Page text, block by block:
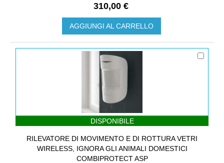
310,00 €
AGGIUNGI AL CARRELLO
DISPONIBILE
RILEVATORE DI MOVIMENTO E DI ROTTURA VETRI
WIRELESS, IGNORA GLI ANIMALI DOMESTICI
COMBIPROTECT ASP